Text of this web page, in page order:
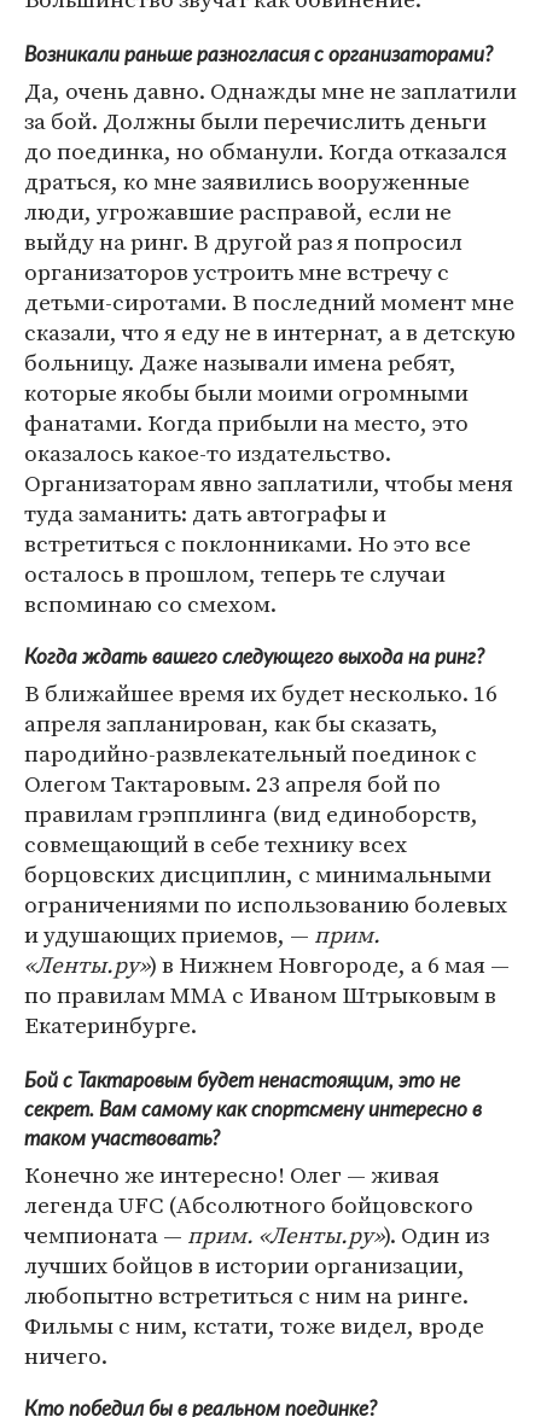
Возникали раньше разногласия с организаторами?
Да, очень давно. Однажды мне не заплатили
за бой. Должны были перечислить деньги
до поединка, но обманули. Когда отказался
драться, ко мне заявились вооруженные
люди, угрожавшие расправой, если не
выйду на ринг. В другой раз я попросил
организаторов устроить мне встречу с
детьми-сиротами. В последний момент мне
сказали, что я еду не в интернат, а в детскую
больницу. Даже называли имена ребят,
которые якобы были моими огромными
фанатами. Когда прибыли на место, это
оказалось какое-то издательство.
Организаторам явно заплатили, чтобы меня
туда заманить: дать автографы и
встретиться с поклонниками. Но это все
осталось в прошлом, теперь те случаи
вспоминаю со смехом.
Когда ждать вашего следующего выхода на ринг?
В ближайшее время их будет несколько. 16
апреля запланирован, как бы сказать,
пародийно-развлекательный поединок с
Олегом Тактаровым. 23 апреля бой по
правилам грэпплинга (вид единоборств,
совмещающий в себе технику всех
борцовских дисциплин, с минимальными
ограничениями по использованию болевых
и удушающих приемов, — прим.
«Ленты.ру») в Нижнем Новгороде, а 6 мая —
по правилам ММА с Иваном Штрыковым в
Екатеринбурге.
Бой с Тактаровым будет ненастоящим, это не
секрет. Вам самому как спортсмену интересно в
таком участвовать?
Конечно же интересно! Олег — живая
легенда UFC (Абсолютного бойцовского
чемпионата — прим. «Ленты.ру»). Один из
лучших бойцов в истории организации,
любопытно встретиться с ним на ринге.
Фильмы с ним, кстати, тоже видел, вроде
ничего.
Кто победил бы в реальном поединке?